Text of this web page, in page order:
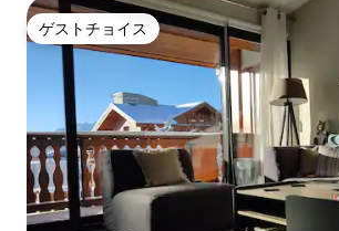
ゲストチョイス
ゲストチョイス